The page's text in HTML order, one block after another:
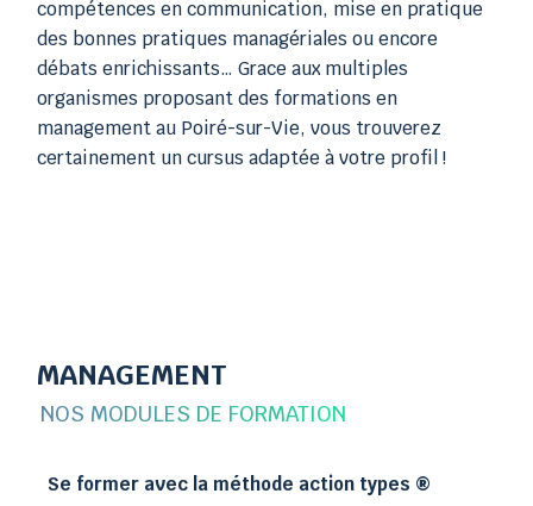
compétences en communication, mise en pratique
des bonnes pratiques managériales ou encore
débats enrichissants… Grace aux multiples
organismes proposant des formations en
management au Poiré-sur-Vie, vous trouverez
certainement un cursus adaptée à votre profil !
MANAGEMENT
NOS MODULES DE FORMATION
Se former avec la méthode action types ®